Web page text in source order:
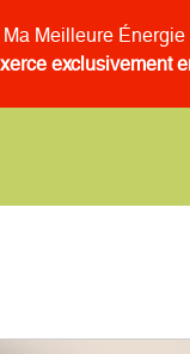
Ma Meilleure
exclusivement